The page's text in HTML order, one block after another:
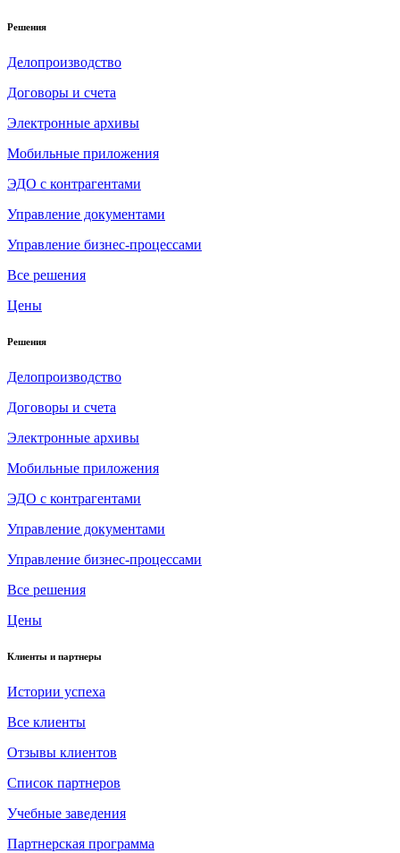
Решения
Делопроизводство
Договоры и счета
Электронные архивы
Мобильные приложения
ЭДО с контрагентами
Управление документами
Управление бизнес-процессами
Все решения
Цены
Решения
Делопроизводство
Договоры и счета
Электронные архивы
Мобильные приложения
ЭДО с контрагентами
Управление документами
Управление бизнес-процессами
Все решения
Цены
Клиенты и партнеры
Истории успеха
Все клиенты
Отзывы клиентов
Список партнеров
Учебные заведения
Партнерская программа